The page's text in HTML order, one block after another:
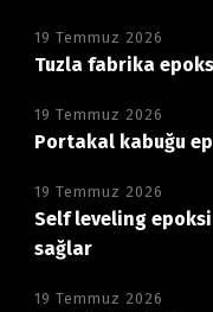
19 Temmuz 2026
Tuzla fabrika
19 Temmuz 2026
Portakal kabuğu
19 Temmuz 2026
Self leveling
sağlar
19 Temmuz 2026